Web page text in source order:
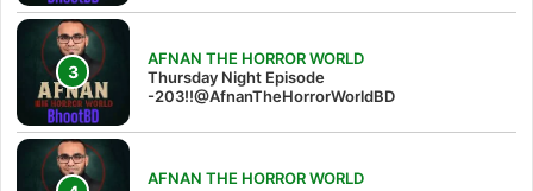
AFNAN THE HORROR WORLD
Thursday Night Episode
-203!!@AfnanTheHorrorWorldBD
AFNAN THE HORROR WORLD